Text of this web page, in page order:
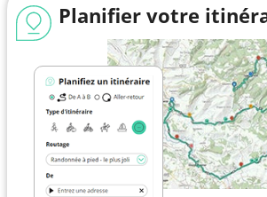
Planifier votre